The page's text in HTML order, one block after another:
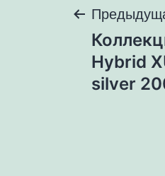
по
Hybrid
silver